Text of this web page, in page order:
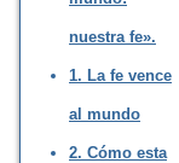
nuestra fe».
1. La fe vence
al mundo
2. Cómo esta